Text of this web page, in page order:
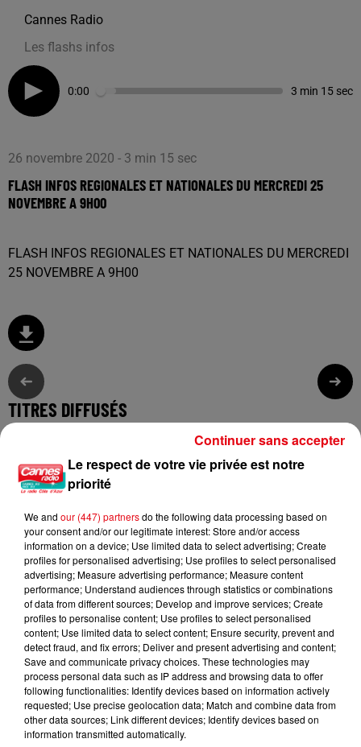
Cannes Radio
Les flashs infos
0:00 3 min 15 sec
26 novembre 2020 - 3 min 15 sec
FLASH INFOS REGIONALES ET NATIONALES DU MERCREDI 25
NOVEMBRE A 9H00
FLASH INFOS REGIONALES ET NATIONALES DU MERCREDI
25 NOVEMBRE A 9H00
TITRES DIFFUSÉS
5h36
5h36
CALVIN HARRIS Feat.
ELLIE GOULDING
Miracle
5h32
5h32
NATALIE IMBRUGLIA
Torn
5h29
5h29
ANGELE
Dis-Le
L'HOROSCOPE
Le respect de votre vie privée est notre
priorité
We and our (447) partnersdo the following data processing based on
your consent and/or our legitimate interest: Store and/or access
information on a device; Use limited data to select advertising; Create
profiles for personalised advertising; Use profiles to select personalised
advertising; Measure advertising performance; Measure content
performance; Understand audiences through statistics or combinations
of data from different sources; Develop and improve services; Create
profiles to personalise content; Use profiles to select personalised
content; Use limited data to select content; Ensure security, prevent and
detect fraud, and fix errors; Deliver and present advertising and content;
Save and communicate privacy choices. These technologies may
process personal data such as IP address and browsing data to offer
following functionalities: Identify devices based on information actively
requested; Use precise geolocation data; Match and combine data from
other data sources; Link different devices; Identify devices based on
information transmitted automatically.
Continuer sans accepter